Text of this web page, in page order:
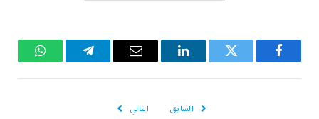
فيسبوك تويتر لينكدإن
البريد
تيلقرام واتساب
السابق التالي